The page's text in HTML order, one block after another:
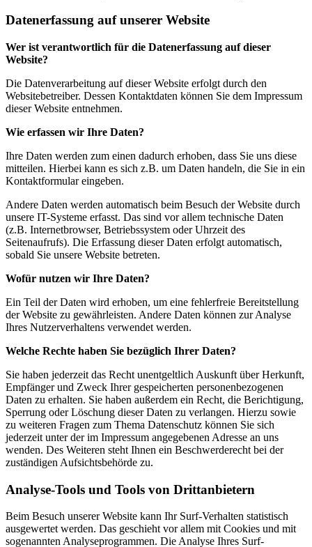
Datenerfassung auf unserer Website
Wer ist verantwortlich für die Datenerfassung auf dieser
Website?
Die Datenverarbeitung auf dieser Website erfolgt durch den
Websitebetreiber. Dessen Kontaktdaten können Sie dem Impressum
dieser Website entnehmen.
Wie erfassen wir Ihre Daten?
Ihre Daten werden zum einen dadurch erhoben, dass Sie uns diese
mitteilen. Hierbei kann es sich z.B. um Daten handeln, die Sie in ein
Kontaktformular eingeben.
Andere Daten werden automatisch beim Besuch der Website durch
unsere IT-Systeme erfasst. Das sind vor allem technische Daten
(z.B. Internetbrowser, Betriebssystem oder Uhrzeit des
Seitenaufrufs). Die Erfassung dieser Daten erfolgt automatisch,
sobald Sie unsere Website betreten.
Wofür nutzen wir Ihre Daten?
Ein Teil der Daten wird erhoben, um eine fehlerfreie Bereitstellung
der Website zu gewährleisten. Andere Daten können zur Analyse
Ihres Nutzerverhaltens verwendet werden.
Welche Rechte haben Sie bezüglich Ihrer Daten?
Sie haben jederzeit das Recht unentgeltlich Auskunft über Herkunft,
Empfänger und Zweck Ihrer gespeicherten personenbezogenen
Daten zu erhalten. Sie haben außerdem ein Recht, die Berichtigung,
Sperrung oder Löschung dieser Daten zu verlangen. Hierzu sowie
zu weiteren Fragen zum Thema Datenschutz können Sie sich
jederzeit unter der im Impressum angegebenen Adresse an uns
wenden. Des Weiteren steht Ihnen ein Beschwerderecht bei der
zuständigen Aufsichtsbehörde zu.
Analyse-Tools und Tools von Drittanbietern
Beim Besuch unserer Website kann Ihr Surf-Verhalten statistisch
ausgewertet werden. Das geschieht vor allem mit Cookies und mit
sogenannten Analyseprogrammen. Die Analyse Ihres Surf-